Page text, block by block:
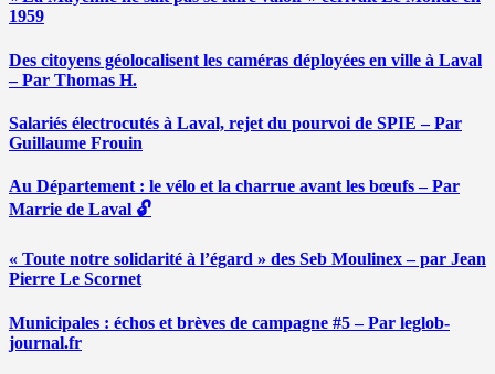
1959
Des citoyens géolocalisent les caméras déployées en ville à Laval
– Par Thomas H.
Salariés électrocutés à Laval, rejet du pourvoi de SPIE – Par
Guillaume Frouin
Au Département : le vélo et la charrue avant les bœufs – Par
Marrie de Laval 🔓
« Toute notre solidarité à l’égard » des Seb Moulinex – par Jean
Pierre Le Scornet
Municipales : échos et brèves de campagne #5 – Par leglob-
journal.fr